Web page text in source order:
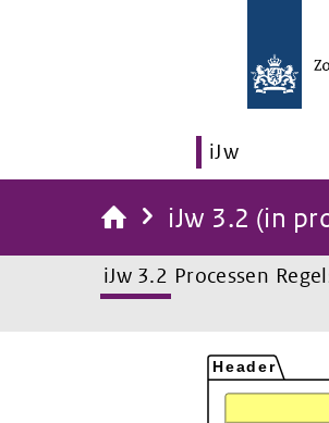
iJw
iJw 3.2 (in
iJw 3.2 Processen